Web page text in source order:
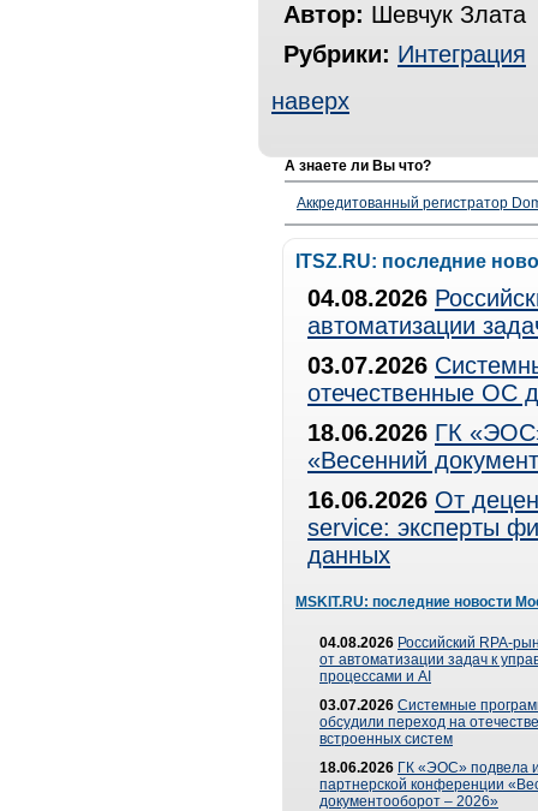
Автор: Шевчук Злата
Рубрики: Интеграция
наверх
А знаете ли Вы что?
Аккредитованный регистратор
ITSZ.RU: последние
04.08.2026
автоматизации
03.07.2026
отечественные ОС
18.06.2026 ГК
«Весенний
16.06.2026 От
service: эксперты
данных
MSKIT.RU: последние новости
04.08.2026 Российский RPA-
от автоматизации задач к
процессами и AI
03.07.2026 Системные
обсудили переход на
встроенных систем
18.06.2026 ГК «ЭОС» подвела
партнерской конференции
документооборот – 2026»